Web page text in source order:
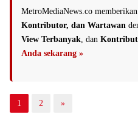
MetroMediaNews.co memberikan
Kontributor, dan Wartawan
View Terbanyak, dan
Anda sekarang »
1 2 »